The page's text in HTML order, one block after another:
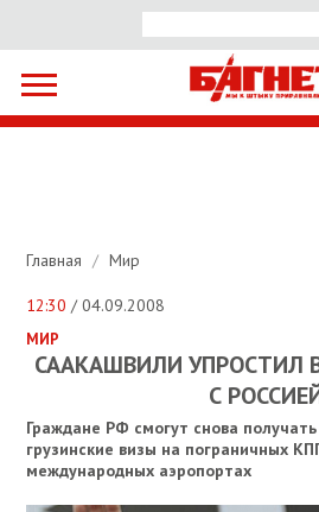
Главная / Мир
12:30 / 04.09.2008
МИР
СААКАШВИЛИ УПРОСТИЛ
С
Граждане РФ смогут снова
грузинские визы на пограничных
международных аэропортах